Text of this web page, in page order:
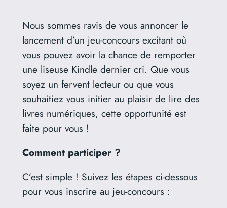
Nous sommes ravis de vous annoncer le
lancement d’un jeu-concours excitant où
vous pouvez avoir la chance de remporter
une liseuse Kindle dernier cri. Que vous
soyez un fervent lecteur ou que vous
souhaitiez vous initier au plaisir de lire des
livres numériques, cette opportunité est
faite pour vous !
Comment participer ?
C’est simple ! Suivez les étapes ci-dessous
pour vous inscrire au jeu-concours :